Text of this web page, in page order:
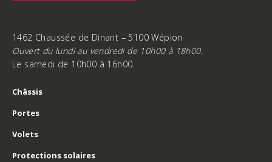
1462 Chaussée de Dinant – 5100 Wépion
Ouvert du lundi au vendredi de 10h00 à 18h00.
Le samedi de 10h00 à 16h00.
Châssis
Portes
Volets
Protections solaires